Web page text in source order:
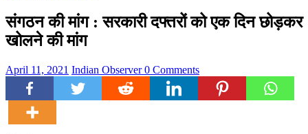
संगठन की मांग : सरकारी दफ्तरों को एक दिन छोड़कर
खोलने की मांग
April 11, 2021 Indian Observer0 Comments